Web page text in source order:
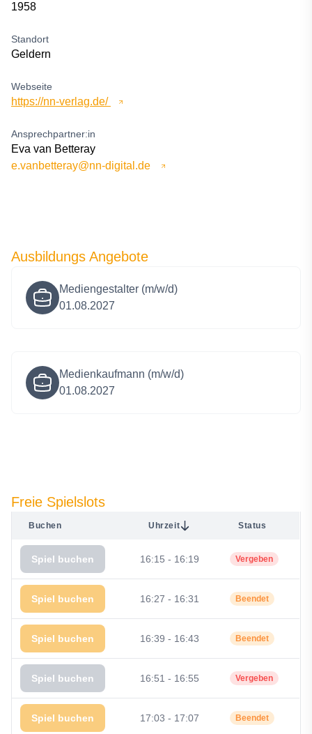
1958
Standort
Geldern
Webseite
https://nn-verlag.de/
Ansprechpartner:in
Eva van Betteray
e.vanbetteray@nn-digital.de
Ausbildungs Angebote
Mediengestalter (m/w/d)
01.08.2027
Medienkaufmann (m/w/d)
01.08.2027
Freie Spielslots
Buchen Uhrzeit Status
Spiel buchen 16:15 - 16:19 Vergeben
Spiel buchen 16:27 - 16:31 Beendet
Spiel buchen 16:39 - 16:43 Beendet
Spiel buchen 16:51 - 16:55 Vergeben
Spiel buchen 17:03 - 17:07 Beendet